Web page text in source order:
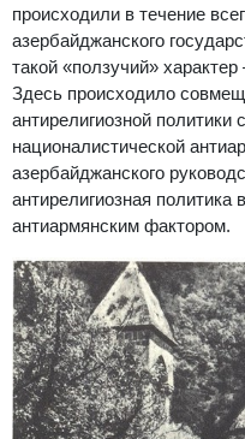
происходили в течение
азербайджанского
такой «ползучий»
Здесь происходило
антирелигиозной политики
националистической
азербайджанского
антирелигиозная
антиармянским фактором.